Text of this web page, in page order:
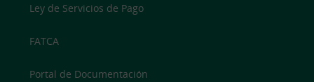
Ley de Servicios de Pago
FATCA
Portal de Documentación